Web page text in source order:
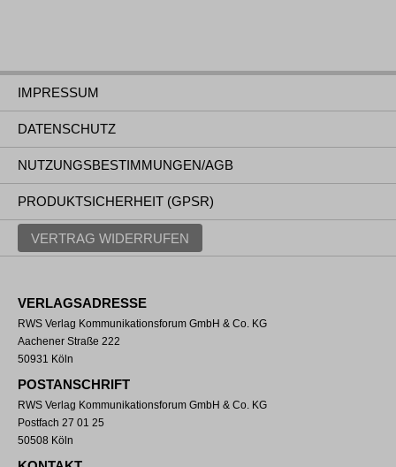
IMPRESSUM
DATENSCHUTZ
NUTZUNGSBESTIMMUNGEN/AGB
PRODUKTSICHERHEIT (GPSR)
VERTRAG WIDERRUFEN
VERLAGSADRESSE
RWS Verlag Kommunikationsforum GmbH & Co. KG
Aachener Straße 222
50931 Köln
POSTANSCHRIFT
RWS Verlag Kommunikationsforum GmbH & Co. KG
Postfach 27 01 25
50508 Köln